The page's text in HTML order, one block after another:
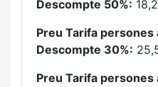
Descompte 50%:
Preu Tarifa
Descompte 30%:
Preu Tarifa